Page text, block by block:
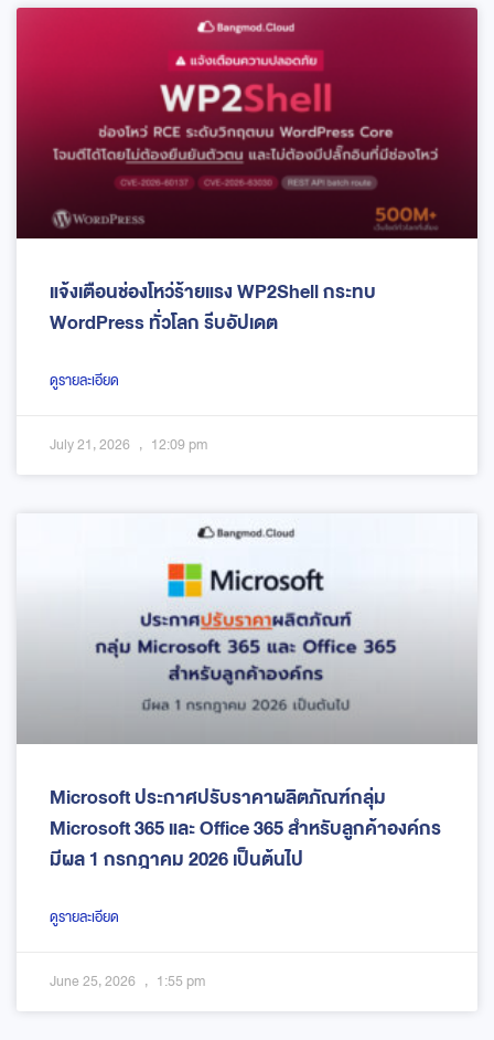
แจ้งเตือนช่องโหว่ร้ายแรง WP2Shell กระทบ
WordPress ทั่วโลก รีบอัปเดต
ดูรายละเอียด
July 21, 2026 12:09 pm
Microsoft ประกาศปรับราคาผลิตภัณฑ์กลุ่ม
Microsoft 365 และ Office 365 สำหรับลูกค้าองค์กร
มีผล 1 กรกฎาคม 2026 เป็นต้นไป
ดูรายละเอียด
June 25, 2026 1:55 pm